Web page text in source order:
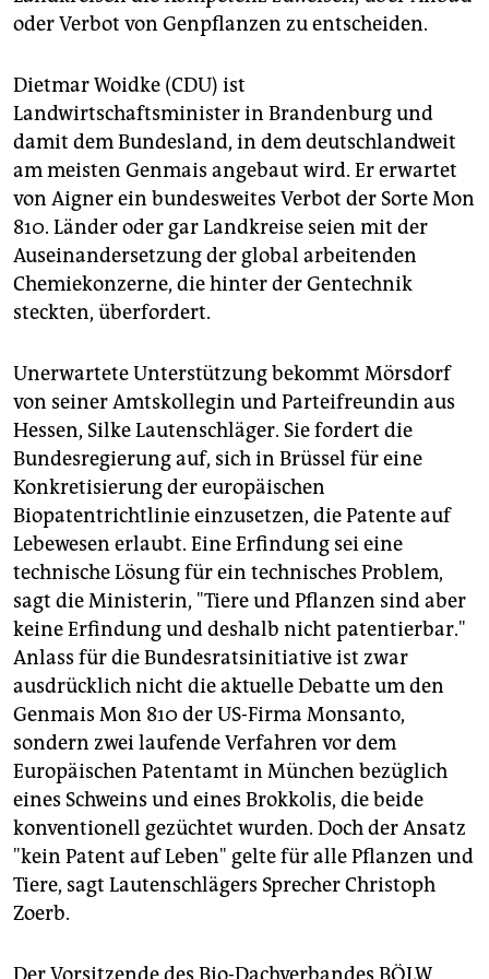
oder Verbot von Genpflanzen zu entscheiden.
Dietmar Woidke (CDU) ist
Landwirtschaftsminister in Brandenburg und
damit dem Bundesland, in dem deutschlandweit
am meisten Genmais angebaut wird. Er erwartet
von Aigner ein bundesweites Verbot der Sorte Mon
810. Länder oder gar Landkreise seien mit der
Auseinandersetzung der global arbeitenden
Chemiekonzerne, die hinter der Gentechnik
steckten, überfordert.
Unerwartete Unterstützung bekommt Mörsdorf
von seiner Amtskollegin und Parteifreundin aus
Hessen, Silke Lautenschläger. Sie fordert die
Bundesregierung auf, sich in Brüssel für eine
Konkretisierung der europäischen
Biopatentrichtlinie einzusetzen, die Patente auf
Lebewesen erlaubt. Eine Erfindung sei eine
technische Lösung für ein technisches Problem,
sagt die Ministerin, "Tiere und Pflanzen sind aber
keine Erfindung und deshalb nicht patentierbar."
Anlass für die Bundesratsinitiative ist zwar
ausdrücklich nicht die aktuelle Debatte um den
Genmais Mon 810 der US-Firma Monsanto,
sondern zwei laufende Verfahren vor dem
Europäischen Patentamt in München bezüglich
eines Schweins und eines Brokkolis, die beide
konventionell gezüchtet wurden. Doch der Ansatz
"kein Patent auf Leben" gelte für alle Pflanzen und
Tiere, sagt Lautenschlägers Sprecher Christoph
Zoerb.